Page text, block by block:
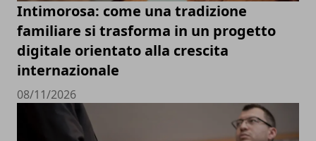
Intimorosa: come una tradizione
familiare si trasforma in un progetto
digitale orientato alla crescita
internazionale
08/11/2026